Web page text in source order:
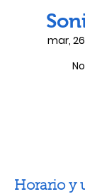
mar,
Horario y